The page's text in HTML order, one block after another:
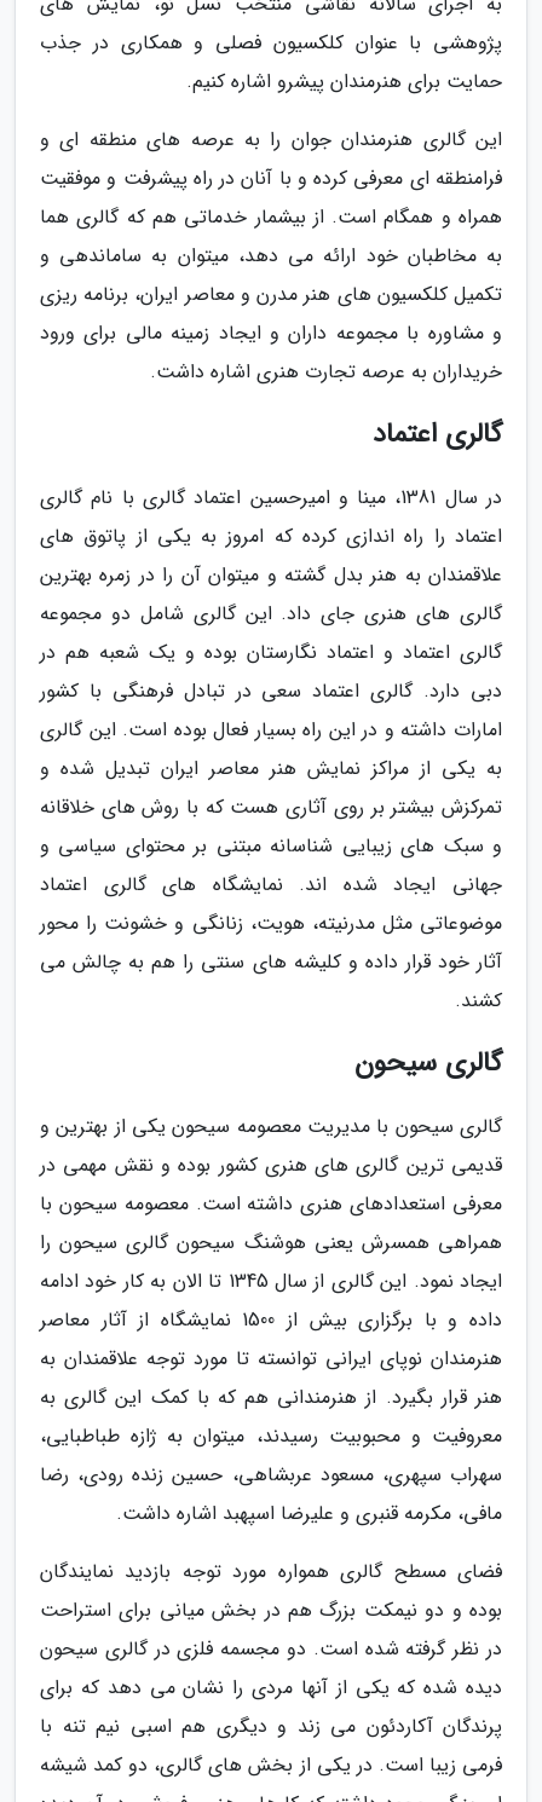
پژوهشی با عنوان کلکسیون فصلی و همکاری در جذب
حمایت برای هنرمندان پیشرو اشاره کنیم.
این گالری هنرمندان جوان را به عرصه های منطقه ای و
فرامنطقه ای معرفی کرده و با آنان در راه پیشرفت و موفقیت
همراه و همگام است. از بیشمار خدماتی هم که گالری هما
به مخاطبان خود ارائه می دهد، میتوان به ساماندهی و
تکمیل کلکسیون های هنر مدرن و معاصر ایران، برنامه ریزی
و مشاوره با مجموعه داران و ایجاد زمینه مالی برای ورود
خریداران به عرصه تجارت هنری اشاره داشت.
گالری اعتماد
در سال 1381، مینا و امیرحسین اعتماد گالری با نام گالری
اعتماد را راه اندازی کرده که امروز به یکی از پاتوق های
علاقمندان به هنر بدل گشته و میتوان آن را در زمره بهترین
گالری های هنری جای داد. این گالری شامل دو مجموعه
گالری اعتماد و اعتماد نگارستان بوده و یک شعبه هم در
دبی دارد. گالری اعتماد سعی در تبادل فرهنگی با کشور
امارات داشته و در این راه بسیار فعال بوده است. این گالری
به یکی از مراکز نمایش هنر معاصر ایران تبدیل شده و
تمرکزش بیشتر بر روی آثاری هست که با روش های خلاقانه
و سبک های زیبایی شناسانه مبتنی بر محتوای سیاسی و
جهانی ایجاد شده اند. نمایشگاه های گالری اعتماد
موضوعاتی مثل مدرنیته، هویت، زنانگی و خشونت را محور
آثار خود قرار داده و کلیشه های سنتی را هم به چالش می
کشند.
گالری سیحون
گالری سیحون با مدیریت معصومه سیحون یکی از بهترین و
قدیمی ترین گالری های هنری کشور بوده و نقش مهمی در
معرفی استعدادهای هنری داشته است. معصومه سیحون با
همراهی همسرش یعنی هوشنگ سیحون گالری سیحون را
ایجاد نمود. این گالری از سال 1345 تا الان به کار خود ادامه
داده و با برگزاری بیش از 1500 نمایشگاه از آثار معاصر
هنرمندان نوپای ایرانی توانسته تا مورد توجه علاقمندان به
هنر قرار بگیرد. از هنرمندانی هم که با کمک این گالری به
معروفیت و محبوبیت رسیدند، میتوان به ژازه طباطبایی،
سهراب سپهری، مسعود عربشاهی، حسین زنده رودی، رضا
مافی، مکرمه قنبری و علیرضا اسپهبد اشاره داشت.
فضای مسطح گالری همواره مورد توجه بازدید نمایندگان
بوده و دو نیمکت بزرگ هم در بخش میانی برای استراحت
در نظر گرفته شده است. دو مجسمه فلزی در گالری سیحون
دیده شده که یکی از آنها مردی را نشان می دهد که برای
پرندگان آکاردئون می زند و دیگری هم اسبی نیم تنه با
فرمی زیبا است. در یکی از بخش های گالری، دو کمد شیشه